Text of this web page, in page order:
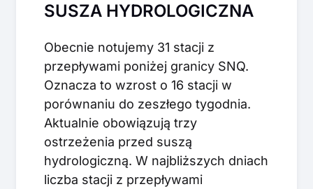
SUSZA HYDROLOGICZNA
Obecnie notujemy 31 stacji z
przepływami poniżej granicy SNQ.
Oznacza to wzrost o 16 stacji w
porównaniu do zeszłego tygodnia.
Aktualnie obowiązują trzy
ostrzeżenia przed suszą
hydrologiczną. W najbliższych dniach
liczba stacji z przepływami